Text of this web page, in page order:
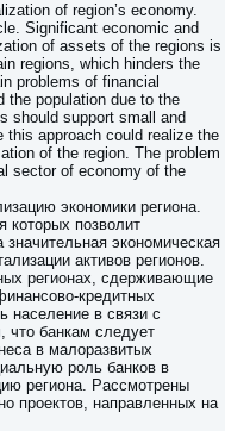
of region’s economy.
Significant economic and
of assets of the regions is
regions, which hinders the
problems of financial
the population due to the
should support small and
this approach could realize the
of the region. The problem
sector of economy of the
экономики региона.
которых позволит
экономическая
активов регионов.
регионах, сдерживающие
кредитных
население в связи с
что банкам следует
в малоразвитых
роль банков в
региона. Рассмотрены
проектов, направленных на